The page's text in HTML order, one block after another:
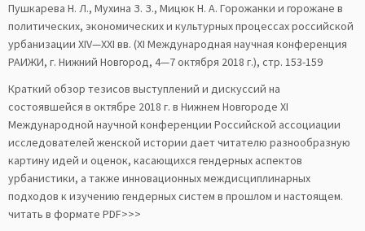
Пушкарева Н. Л., Мухина З. З., Мицюк Н. А. Горожанки и горожане в
политических, экономических и культурных процессах российской
урбанизации XIV—XXI вв. (XI Международная научная конференция
РАИЖИ, г. Нижний Новгород, 4—7 октября 2018 г.), стр. 153-159
Краткий обзор тезисов выступлений и дискуссий на
состоявшейся в октябре 2018 г. в Нижнем Новгороде XI
Международной научной конференции Российской ассоциации
исследователей женской истории дает читателю разнообразную
картину идей и оценок, касающихся гендерных аспектов
урбанистики, а также инновационных междисциплинарных
подходов к изучению гендерных систем в прошлом и настоящем.
читать в формате PDF>>>